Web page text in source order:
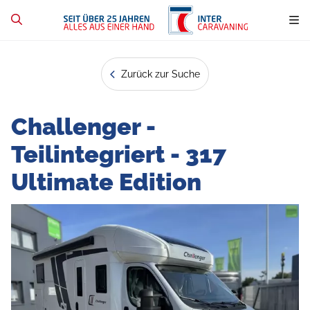
Zurück zur Suche
Challenger -
Teilintegriert - 317
Ultimate Edition